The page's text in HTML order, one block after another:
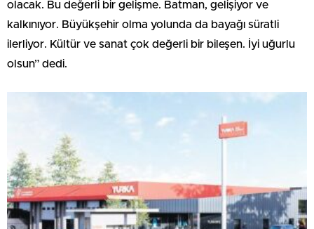
olacak. Bu değerli bir gelişme. Batman, gelişiyor ve
kalkınıyor. Büyükşehir olma yolunda da bayağı süratli
ilerliyor. Kültür ve sanat çok değerli bir bileşen. İyi uğurlu
olsun” dedi.